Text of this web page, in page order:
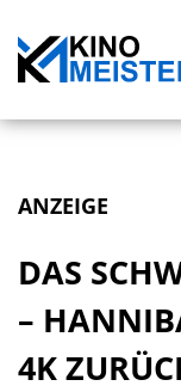
ANZEIGE
DAS
–
4K